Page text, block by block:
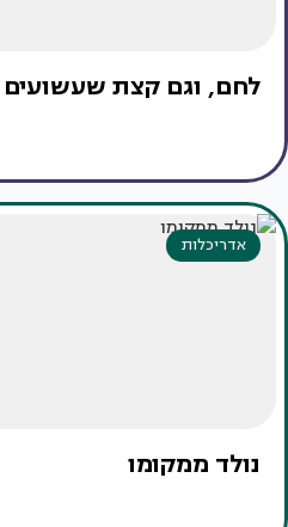
לחם, וגם קצת שעשועים
אדריכלות
נולד ממקומו